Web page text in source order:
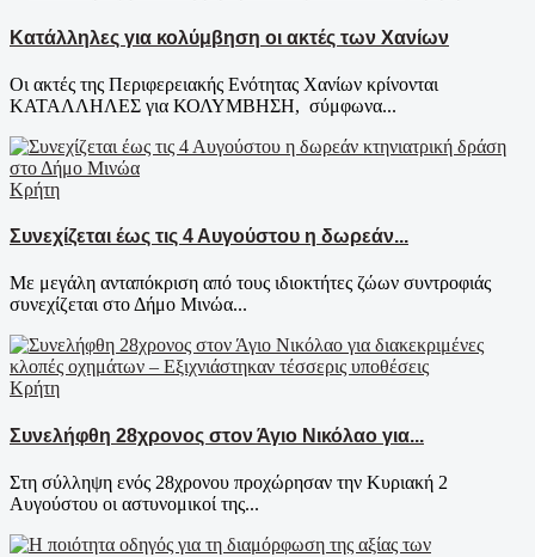
Κατάλληλες για κολύμβηση οι ακτές των Χανίων
Οι ακτές της Περιφερειακής Ενότητας Χανίων κρίνονται
ΚΑΤΑΛΛΗΛΕΣ για ΚΟΛΥΜΒΗΣΗ, σύμφωνα...
Κρήτη
Συνεχίζεται έως τις 4 Αυγούστου η δωρεάν...
Με μεγάλη ανταπόκριση από τους ιδιοκτήτες ζώων συντροφιάς
συνεχίζεται στο Δήμο Μινώα...
Κρήτη
Συνελήφθη 28χρονος στον Άγιο Νικόλαο για...
Στη σύλληψη ενός 28χρονου προχώρησαν την Κυριακή 2
Αυγούστου οι αστυνομικοί της...